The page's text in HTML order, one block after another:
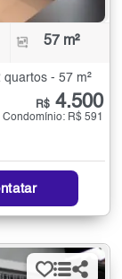
57 m²
- 57 m²
R$ 4.500
Condomínio: R$ 591